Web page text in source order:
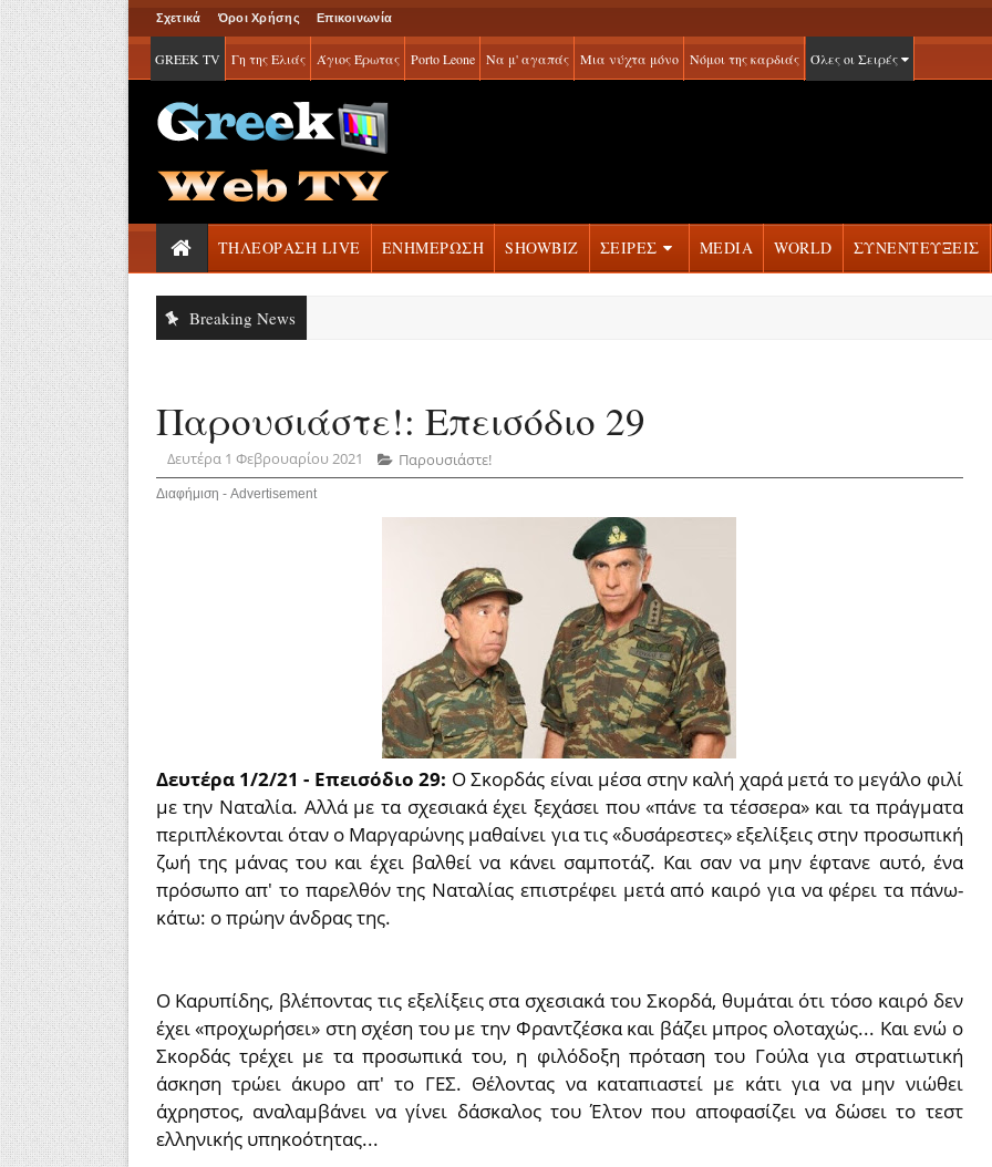
Σχετικά Όροι Χρήσης Επικοινωνία
GREEK TV Γη της Ελιάς Άγιος Έρωτας Porto Leone Να μ' αγαπάς Μια νύχτα μόνο Νόμοι της καρδιάς Όλες οι Σειρές
ΤΗΛΕΟΡΑΣΗ LIVE ΕΝΗΜΕΡΩΣΗ SHOWBIZ ΣΕΙΡΕΣ MEDIA WORLD ΣΥΝΕΝΤΕΥΞΕΙΣ
Breaking News
Παρουσιάστε!: Επεισόδιο 29
Δευτέρα 1 Φεβρουαρίου 2021 Παρουσιάστε!
Διαφήμιση - Advertisement
Δευτέρα 1/2/21 - Επεισόδιο 29: Ο Σκορδάς είναι μέσα στην καλή χαρά μετά το μεγάλο φιλί
με την Ναταλία. Αλλά με τα σχεσιακά έχει ξεχάσει που «πάνε τα τέσσερα» και τα πράγματα
περιπλέκονται όταν ο Μαργαρώνης μαθαίνει για τις «δυσάρεστες» εξελίξεις στην προσωπική
ζωή της μάνας του και έχει βαλθεί να κάνει σαμποτάζ. Και σαν να μην έφτανε αυτό, ένα
πρόσωπο απ' το παρελθόν της Ναταλίας επιστρέφει μετά από καιρό για να φέρει τα πάνω-
κάτω: ο πρώην άνδρας της.
Ο Καρυπίδης, βλέποντας τις εξελίξεις στα σχεσιακά του Σκορδά, θυμάται ότι τόσο καιρό δεν
έχει «προχωρήσει» στη σχέση του με την Φραντζέσκα και βάζει μπρος ολοταχώς... Και ενώ ο
Σκορδάς τρέχει με τα προσωπικά του, η φιλόδοξη πρόταση του Γούλα για στρατιωτική
άσκηση τρώει άκυρο απ' το ΓΕΣ. Θέλοντας να καταπιαστεί με κάτι για να μην νιώθει
άχρηστος, αναλαμβάνει να γίνει δάσκαλος του Έλτον που αποφασίζει να δώσει το τεστ
ελληνικής υπηκοότητας...